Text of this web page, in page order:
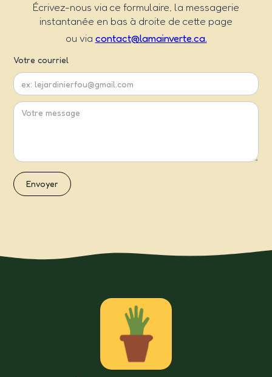
Écrivez-nous via ce formulaire, la messagerie
instantanée en bas à droite de cette page
ou via contact@lamainverte.ca.
Votre courriel